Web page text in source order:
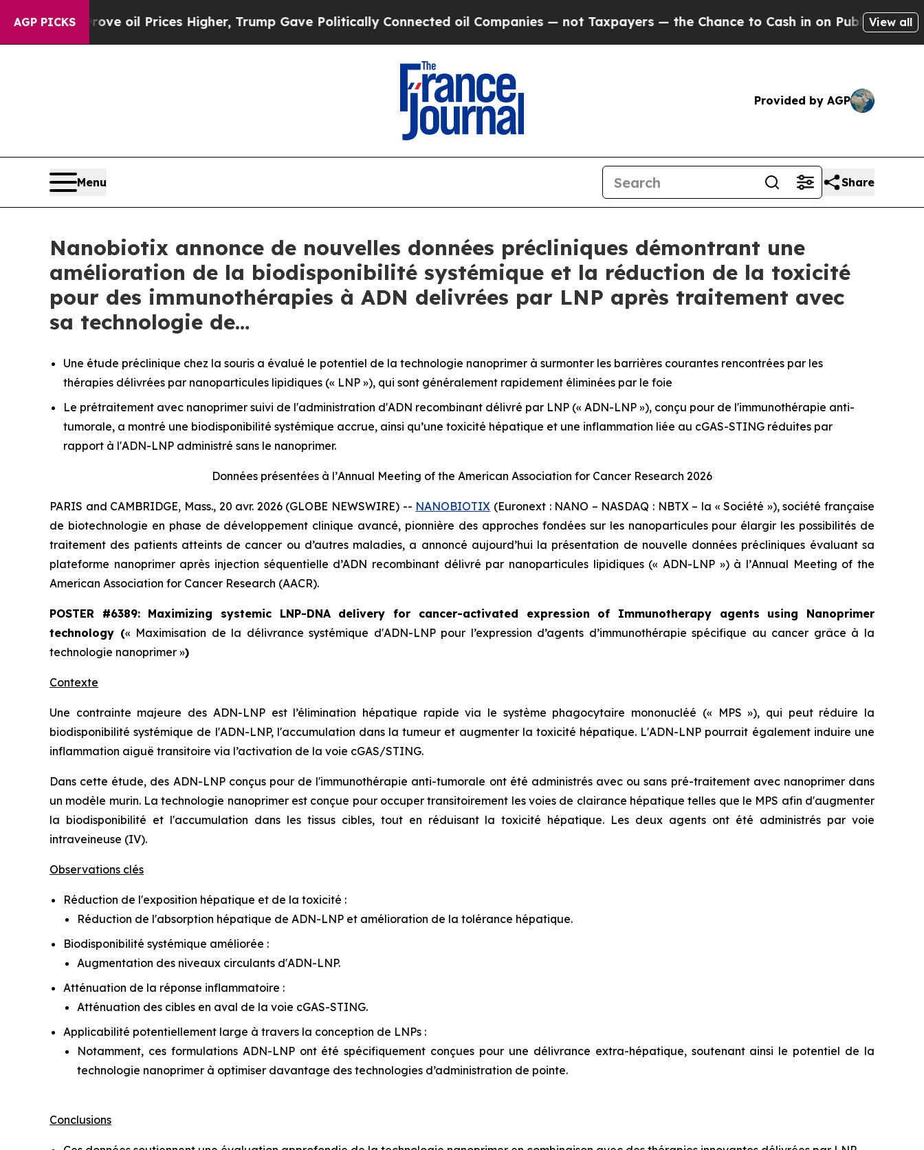
AGP PICKS
oil Prices Higher, Trump Gave Politically Connected oil Companies — not Taxpayers — the Chance to Cash in on Publicly Owned oil Five
View all
Provided by AGP
Menu Share
Nanobiotix annonce de nouvelles données précliniques démontrant une
amélioration de la biodisponibilité systémique et la réduction de la toxicité
pour des immunothérapies à ADN delivrées par LNP après traitement avec
sa technologie de…
Une étude préclinique chez la souris a évalué le potentiel de la technologie nanoprimer à surmonter les barrières courantes rencontrées par les
thérapies délivrées par nanoparticules lipidiques (« LNP »), qui sont généralement rapidement éliminées par le foie
Le prétraitement avec nanoprimer suivi de l'administration d'ADN recombinant délivré par LNP (« ADN-LNP »), conçu pour de l'immunothérapie anti-
tumorale, a montré une biodisponibilité systémique accrue, ainsi qu’une toxicité hépatique et une inflammation liée au cGAS-STING réduites par
rapport à l'ADN-LNP administré sans le nanoprimer.
Données présentées à l’Annual Meeting of the American Association for Cancer Research 2026
PARIS and CAMBRIDGE, Mass., 20 avr. 2026 (GLOBE NEWSWIRE) -- NANOBIOTIX (Euronext : NANO – NASDAQ : NBTX – la « Société »), société française
de biotechnologie en phase de développement clinique avancé, pionnière des approches fondées sur les nanoparticules pour élargir les possibilités de
traitement des patients atteints de cancer ou d’autres maladies, a annoncé aujourd’hui la présentation de nouvelle données précliniques évaluant sa
plateforme nanoprimer après injection séquentielle d’ADN recombinant délivré par nanoparticules lipidiques (« ADN-LNP ») à l’Annual Meeting of the
American Association for Cancer Research (AACR).
POSTER #6389: Maximizing systemic LNP-DNA delivery for cancer-activated expression of Immunotherapy agents using Nanoprimer
technology (« Maximisation de la délivrance systémique d'ADN-LNP pour l’expression d’agents d’immunothérapie spécifique au cancer grâce à la
technologie nanoprimer »)
Contexte
Une contrainte majeure des ADN-LNP est l’élimination hépatique rapide via le système phagocytaire mononucléé (« MPS »), qui peut réduire la
biodisponibilité systémique de l'ADN-LNP, l'accumulation dans la tumeur et augmenter la toxicité hépatique. L'ADN-LNP pourrait également induire une
inflammation aiguë transitoire via l’activation de la voie cGAS/STING.
Dans cette étude, des ADN-LNP conçus pour de l'immunothérapie anti-tumorale ont été administrés avec ou sans pré-traitement avec nanoprimer dans
un modèle murin. La technologie nanoprimer est conçue pour occuper transitoirement les voies de clairance hépatique telles que le MPS afin d'augmenter
la biodisponibilité et l'accumulation dans les tissus cibles, tout en réduisant la toxicité hépatique. Les deux agents ont été administrés par voie
intraveineuse (IV).
Observations clés
Réduction de l'exposition hépatique et de la toxicité :
Réduction de l'absorption hépatique de ADN-LNP et amélioration de la tolérance hépatique.
Biodisponibilité systémique améliorée :
Augmentation des niveaux circulants d'ADN-LNP.
Atténuation de la réponse inflammatoire :
Atténuation des cibles en aval de la voie cGAS-STING.
Applicabilité potentiellement large à travers la conception de LNPs :
Notamment, ces formulations ADN-LNP ont été spécifiquement conçues pour une délivrance extra-hépatique, soutenant ainsi le potentiel de la
technologie nanoprimer à optimiser davantage des technologies d’administration de pointe.
Conclusions